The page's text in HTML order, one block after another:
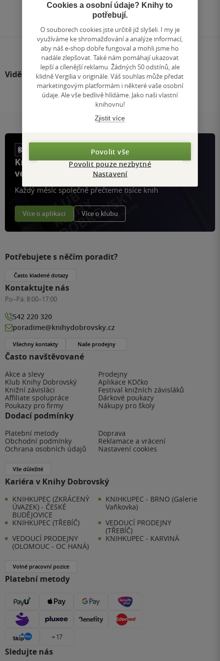
na
stránku
Viděli jste
Knihy, recenze a klubové výhody
ve vaší kapse a naší appce KDčko
Každý měsíc společně přečteme tisíce knih
Více o aplikaci Více o klubu
Často navštěvované
Akce a slevy
Prodejny
Klub Knihy Dobrovský
Aplikace KDčko
Knižní závisláci
Festival knižních závisláků
Affiliate spolupráce
Dárkové poukazy
Poukazy pro firmy
Nákupy pro školy
Dodací podmínky
Platební metody
Doprava
Obchodní podmínky
Reklamace a vrácení
Ochrana osobních údajů
Nastavení cookies
Vše důležité
Kariéra v Knihy Dobrovský
KNIHKUPEC (ZKRÁCENÝ
ÚVAZEK) - ČESKÉ
BUDĚJOVICE
KNIHKUPEC - BRNO (Galerie
Vaňkovka)
KNIHKUPEC (TŘEBÍČ)
VEDOUCÍ PRODEJNY
(TŘEBÍČ)
VEDOUCÍ PRODEJNY
(OLOMOUC - OC HANÁ)
KNIHKUPEC - KARVINÁ
Volné pracovní pozice
Platební metody
+ 17
Sledujte nás
Potřebujete s něčím poradit?
Často kladené dotazy
Kontaktujte nás
Po–Pá: 8:00–17:00
542 220 320
poradime@knihydobrovsky.cz
Všechny kontakty Naše prodejny
Cookies a osobní údaje? Knihy to
potřebují.
O souborech cookies jste určitě již slyšeli. I my je
využíváme ke shromažďování a analýze informací,
aby náš e-shop dobře fungoval a mohli jsme ho
nadále zlepšovat. Také nám pomáhají ukazovat
lepší a cílenější reklamu. Žádných 50 odstínů, ale
klidně Vergilia v originále. Váš souhlas může předat
marketingovým platformám i některé vaše osobní
údaje. Ale vše bedlivě hlídáme. Jako naši vlastní
knihovnu!
Zjistit více
Povolit vše
Povolit pouze nezbytné
Nastavení